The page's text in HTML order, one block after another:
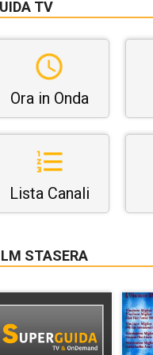
TV
Ora in Onda
Lista Canali
STASERA